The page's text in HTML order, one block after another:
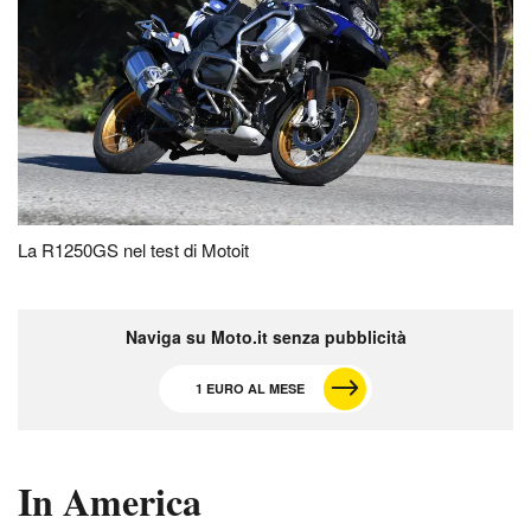
La R1250GS nel test di Motoit
Naviga su Moto.it senza pubblicità
1 EURO AL MESE
In America